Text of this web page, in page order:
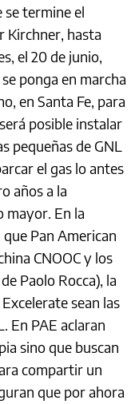
se termine el
Kirchner, hasta
el 20 de junio,
ponga en marcha
en Santa Fe, para
posible instalar
pequeñas de GNL
el gas lo antes
años a la
mayor. En la
Pan American
CNOOC y los
Paolo Rocca), la
sean las
En PAE aclaran
sino que buscan
compartir un
que por ahora